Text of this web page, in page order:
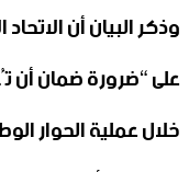
وذكر البيان أن
على “ضرورة ضمان أن
خلال عملية الحوار